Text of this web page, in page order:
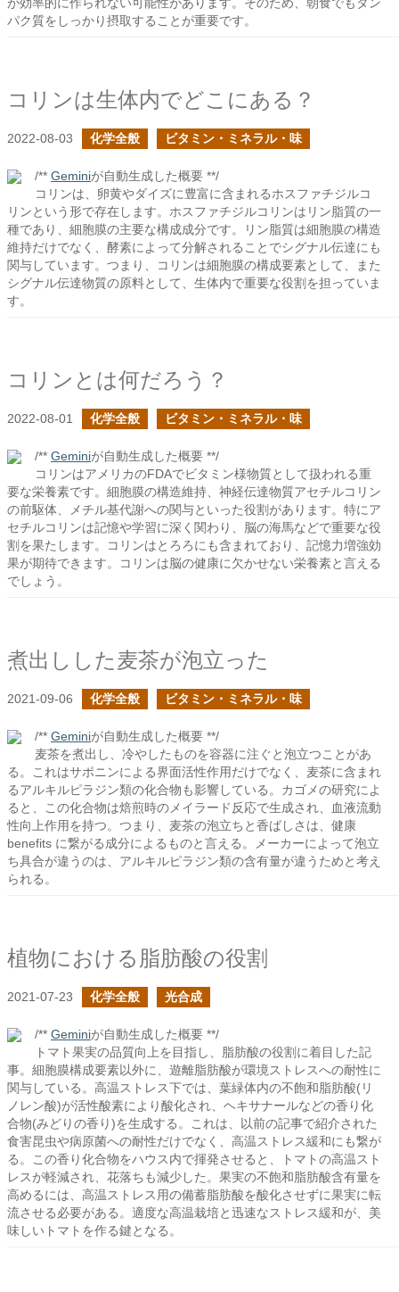
パク質をしっかり摂取することが重要です。
コリンは生体内でどこにある？
2022-08-03 化学全般 ビタミン・ミネラル・味
/** Geminiが自動生成した概要 **/
コリンは、卵黄やダイズに豊富に含まれるホスファチジルコ
リンという形で存在します。ホスファチジルコリンはリン脂質の一
種であり、細胞膜の主要な構成成分です。リン脂質は細胞膜の構造
維持だけでなく、酵素によって分解されることでシグナル伝達にも
関与しています。つまり、コリンは細胞膜の構成要素として、また
シグナル伝達物質の原料として、生体内で重要な役割を担っていま
す。
コリンとは何だろう？
2022-08-01 化学全般 ビタミン・ミネラル・味
/** Geminiが自動生成した概要 **/
コリンはアメリカのFDAでビタミン様物質として扱われる重
要な栄養素です。細胞膜の構造維持、神経伝達物質アセチルコリン
の前駆体、メチル基代謝への関与といった役割があります。特にア
セチルコリンは記憶や学習に深く関わり、脳の海馬などで重要な役
割を果たします。コリンはとろろにも含まれており、記憶力増強効
果が期待できます。コリンは脳の健康に欠かせない栄養素と言える
でしょう。
煮出しした麦茶が泡立った
2021-09-06 化学全般 ビタミン・ミネラル・味
/** Geminiが自動生成した概要 **/
麦茶を煮出し、冷やしたものを容器に注ぐと泡立つことがあ
る。これはサポニンによる界面活性作用だけでなく、麦茶に含まれ
るアルキルピラジン類の化合物も影響している。カゴメの研究によ
ると、この化合物は焙煎時のメイラード反応で生成され、血液流動
性向上作用を持つ。つまり、麦茶の泡立ちと香ばしさは、健康
benefits に繋がる成分によるものと言える。メーカーによって泡立
ち具合が違うのは、アルキルピラジン類の含有量が違うためと考え
られる。
植物における脂肪酸の役割
2021-07-23 化学全般 光合成
/** Geminiが自動生成した概要 **/
トマト果実の品質向上を目指し、脂肪酸の役割に着目した記
事。細胞膜構成要素以外に、遊離脂肪酸が環境ストレスへの耐性に
関与している。高温ストレス下では、葉緑体内の不飽和脂肪酸(リ
ノレン酸)が活性酸素により酸化され、ヘキサナールなどの香り化
合物(みどりの香り)を生成する。これは、以前の記事で紹介された
食害昆虫や病原菌への耐性だけでなく、高温ストレス緩和にも繋が
る。この香り化合物をハウス内で揮発させると、トマトの高温スト
レスが軽減され、花落ちも減少した。果実の不飽和脂肪酸含有量を
高めるには、高温ストレス用の備蓄脂肪酸を酸化させずに果実に転
流させる必要がある。適度な高温栽培と迅速なストレス緩和が、美
味しいトマトを作る鍵となる。